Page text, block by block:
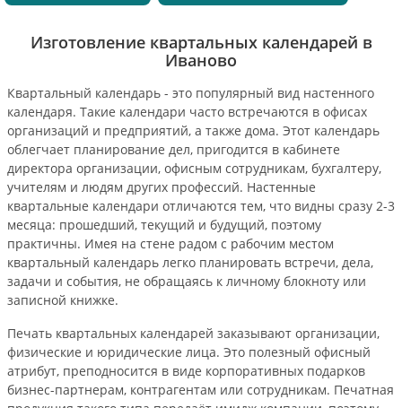
Изготовление квартальных календарей в
Иваново
Квартальный календарь - это популярный вид настенного
календаря. Такие календари часто встречаются в офисах
организаций и предприятий, а также дома. Этот календарь
облегчает планирование дел, пригодится в кабинете
директора организации, офисным сотрудникам, бухгалтеру,
учителям и людям других профессий. Настенные
квартальные календари отличаются тем, что видны сразу 2-3
месяца: прошедший, текущий и будущий, поэтому
практичны. Имея на стене радом с рабочим местом
квартальный календарь легко планировать встречи, дела,
задачи и события, не обращаясь к личному блокноту или
записной книжке.
Печать квартальных календарей заказывают организации,
физические и юридические лица. Это полезный офисный
атрибут, преподносится в виде корпоративных подарков
бизнес-партнерам, контрагентам или сотрудникам. Печатная